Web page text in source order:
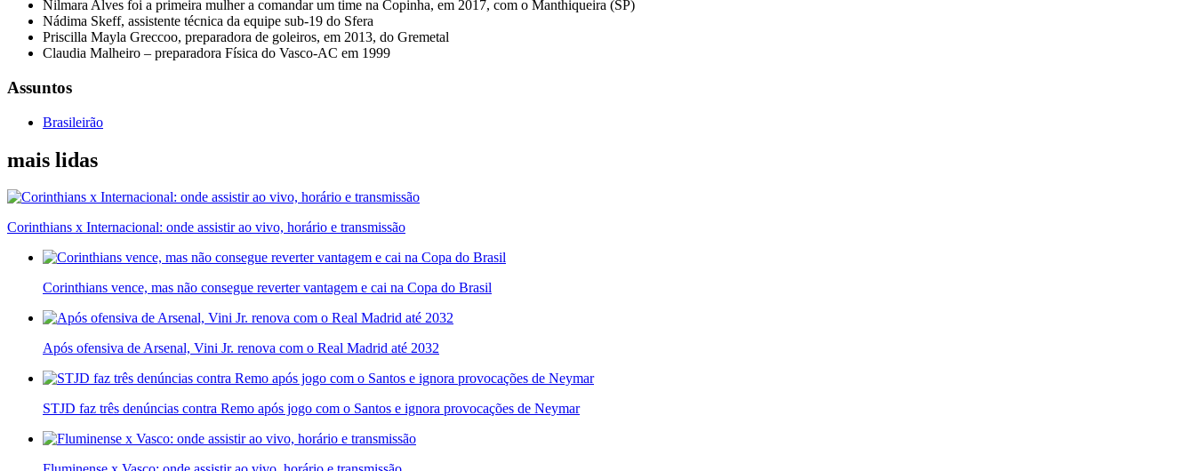
Nilmara Alves foi a primeira mulher a comandar um time na Copinha, em 2017, com o Manthiqueira (SP)
Nádima Skeff, assistente técnica da equipe sub-19 do Sfera
Priscilla Mayla Greccoo, preparadora de goleiros, em 2013, do Gremetal
Claudia Malheiro – preparadora Física do Vasco-AC em 1999
Assuntos
Brasileirão
mais lidas
Corinthians x Internacional: onde assistir ao vivo, horário e transmissão
Corinthians vence, mas não consegue reverter vantagem e cai na Copa do Brasil
Após ofensiva de Arsenal, Vini Jr. renova com o Real Madrid até 2032
STJD faz três denúncias contra Remo após jogo com o Santos e ignora provocações de Neymar